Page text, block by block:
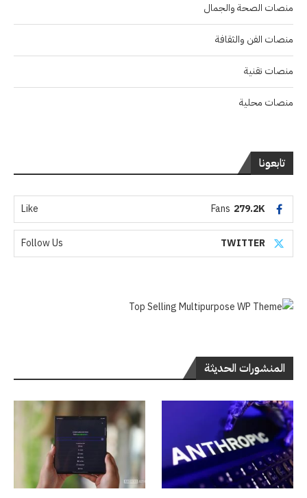
منصات الصحة والجمال
منصات الفن والثقافة
منصات تقنية
منصات محلية
تابعونا
279.2K
Fans
Like
TWITTER
Follow Us
المنشورات الحديثة